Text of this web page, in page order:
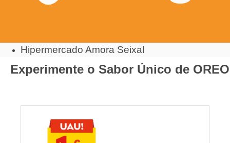
Hipermercado Amora Seixal
Experimente o Sabor Único de OREO